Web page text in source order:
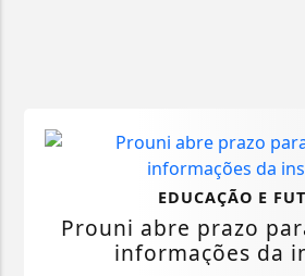
EDUCAÇÃO E
Prouni abre prazo
informações da